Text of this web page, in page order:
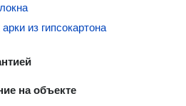
из гипсокартона
на объекте